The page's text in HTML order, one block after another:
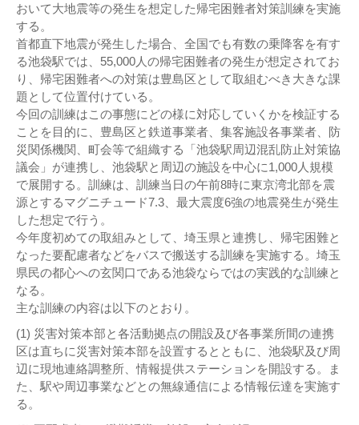
おいて大地震等の発生を想定した帰宅困難者対策訓練を実施
する。
首都直下地震が発生した場合、全国でも有数の乗降客を有す
る池袋駅では、55,000人の帰宅困難者の発生が想定されてお
り、帰宅困難者への対策は豊島区として取組むべき大きな課
題として位置付けている。
今回の訓練はこの事態にどの様に対応していくかを検証する
ことを目的に、豊島区と鉄道事業者、集客施設各事業者、防
災関係機関、町会等で組織する「池袋駅周辺混乱防止対策協
議会」が連携し、池袋駅と周辺の施設を中心に1,000人規模
で展開する。訓練は、訓練当日の午前8時に東京湾北部を震
源とするマグニチュード7.3、最大震度6強の地震発生が発生
した想定で行う。
今年度初めての取組みとして、埼玉県と連携し、帰宅困難と
なった要配慮者などをバスで搬送する訓練を実施する。埼玉
県民の都心への玄関口である池袋ならではの実践的な訓練と
なる。
主な訓練の内容は以下のとおり。
(1) 災害対策本部と各活動拠点の開設及び各事業所間の連携
区は直ちに災害対策本部を設置するとともに、池袋駅及び周
辺に現地連絡調整所、情報提供ステーションを開設する。ま
た、駅や周辺事業などとの無線通信による情報伝達を実施す
る。